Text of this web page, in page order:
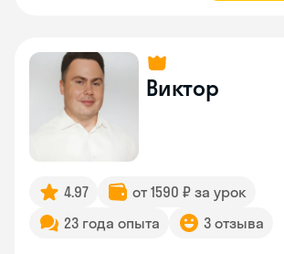
Виктор
4.97
от 1590 ₽ за урок
23 года опыта
3 отзыва